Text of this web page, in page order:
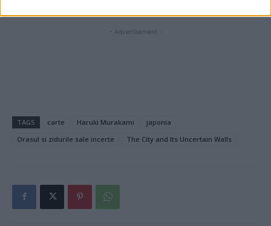
- Advertisement -
TAGS carte Haruki Murakami
japonia
Orasul si zidurile sale incerte
The City and Its Uncertain Walls